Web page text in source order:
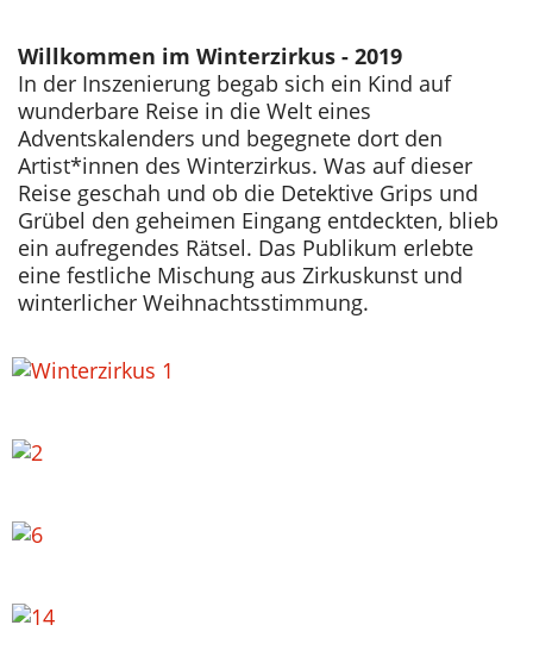
Willkommen im Winterzirkus - 2019
In der Inszenierung begab sich ein Kind auf
wunderbare Reise in die Welt eines
Adventskalenders und begegnete dort den
Artist*innen des Winterzirkus. Was auf dieser
Reise geschah und ob die Detektive Grips und
Grübel den geheimen Eingang entdeckten, blieb
ein aufregendes Rätsel. Das Publikum erlebte
eine festliche Mischung aus Zirkuskunst und
winterlicher Weihnachtsstimmung.